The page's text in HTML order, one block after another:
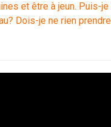
et être à jeun. Puis-je
Dois-je ne rien prendre